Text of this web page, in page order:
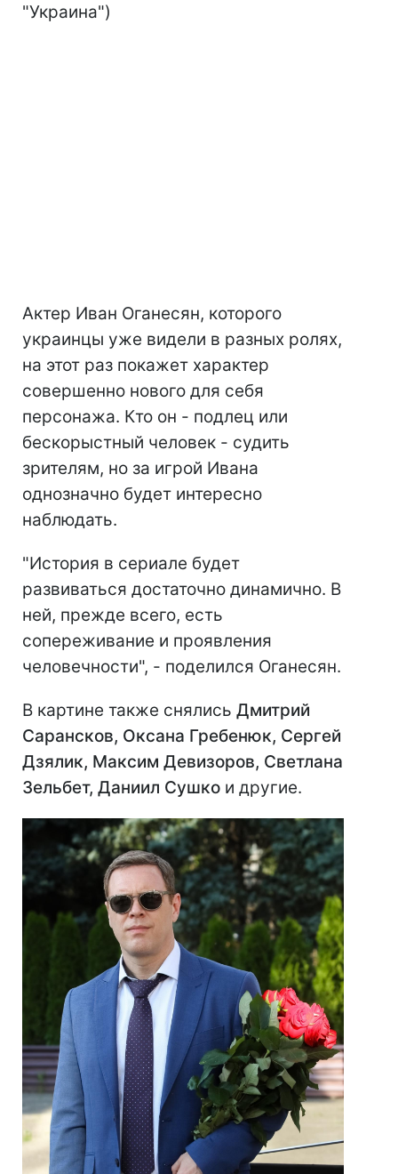
"Украина")
Актер Иван Оганесян, которого
украинцы уже видели в разных ролях,
на этот раз покажет характер
совершенно нового для себя
персонажа. Кто он - подлец или
бескорыстный человек - судить
зрителям, но за игрой Ивана
однозначно будет интересно
наблюдать.
"История в сериале будет
развиваться достаточно динамично. В
ней, прежде всего, есть
сопереживание и проявления
человечности", - поделился Оганесян.
В картине также снялись Дмитрий
Сарансков, Оксана Гребенюк, Сергей
Дзялик, Максим Девизоров, Светлана
Зельбет, Даниил Сушко и другие.